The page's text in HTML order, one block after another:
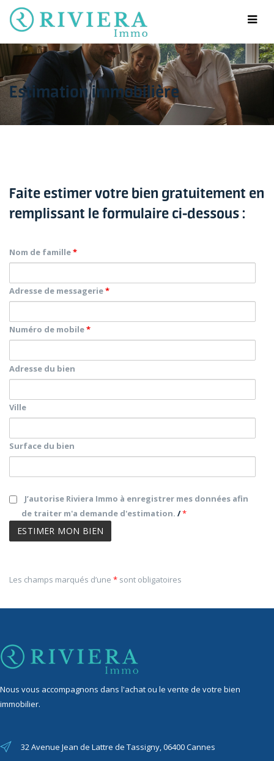
Estimation immobilière
Faite estimer votre bien gratuitement en
remplissant le formulaire ci-dessous :
Nom de famille*
Adresse de messagerie*
Numéro de mobile*
Adresse du bien
Ville
Surface du bien
J’autorise Riviera Immo à enregistrer mes données afin
de traiter m'a demande d'estimation. /*
Les champs marqués d’une * sont obligatoires
Nous vous accompagnons dans l'achat ou le vente de votre bien
immobilier.
32 Avenue Jean de Lattre de Tassigny, 06400 Cannes